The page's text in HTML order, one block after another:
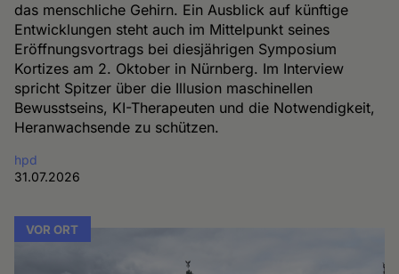
das menschliche Gehirn. Ein Ausblick auf künftige
Entwicklungen steht auch im Mittelpunkt seines
Eröffnungsvortrags bei diesjährigen Symposium
Kortizes am 2. Oktober in Nürnberg. Im Interview
spricht Spitzer über die Illusion maschinellen
Bewusstseins, KI-Therapeuten und die Notwendigkeit,
Heranwachsende zu schützen.
hpd
31.07.2026
VOR ORT